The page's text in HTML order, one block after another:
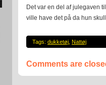
Det var en del af julegaven
ville have det på da hun
Tags: dukketøj Nattøj
Comments are